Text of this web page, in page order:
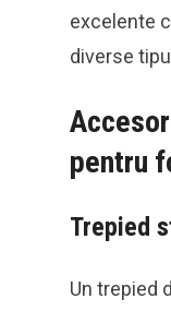
excelente
diverse
pentru
Trepied
Un trepied